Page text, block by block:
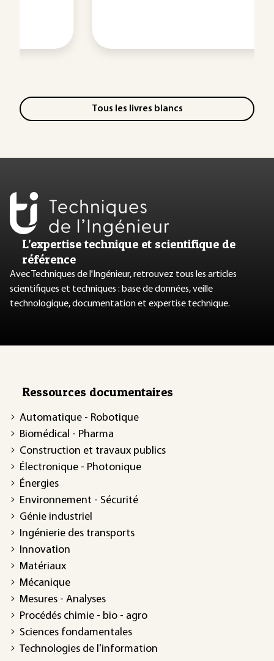
Tous les livres blancs
L’expertise technique et scientifique de
référence
Avec Techniques de l'Ingénieur, retrouvez tous les articles
scientifiques et techniques : base de données, veille
technologique, documentation et expertise technique.
Ressources documentaires
Automatique - Robotique
Biomédical - Pharma
Construction et travaux publics
Électronique - Photonique
Énergies
Environnement - Sécurité
Génie industriel
Ingénierie des transports
Innovation
Matériaux
Mécanique
Mesures - Analyses
Procédés chimie - bio - agro
Sciences fondamentales
Technologies de l'information